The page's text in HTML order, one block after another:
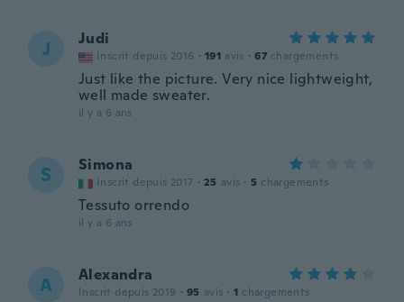
J Judi
Inscrit depuis 2016 · 191 avis · 67 chargements
Just like the picture. Very nice lightweight,
well made sweater.
il y a 6 ans
S Simona
Inscrit depuis 2017 · 25 avis · 5 chargements
Tessuto orrendo
il y a 6 ans
A Alexandra
Inscrit depuis 2019 · 95 avis · 1 chargements